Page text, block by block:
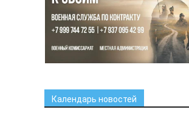
Календарь новостей